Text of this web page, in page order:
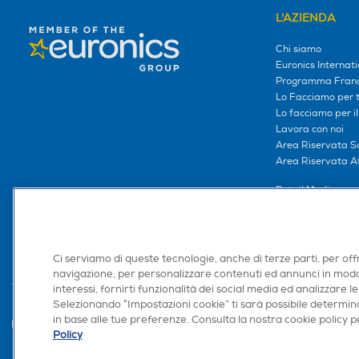
L'AZIENDA
Chi siamo
Euronics
Programma
Lo Facciamo per
Lo facciamo per
Lavora con noi
Area Riservata
Area Riservata
Retail Media
Trova negozio
Ci serviamo di queste tecnologie, anche di terze parti, per
navigazione, per personalizzare contenuti ed annunci in
interessi, fornirti funzionalità dei social media ed analizzare
Selezionando “Impostazioni cookie” ti sarà possibile
in base alle tue preferenze. Consulta la nostra cookie policy
Policy